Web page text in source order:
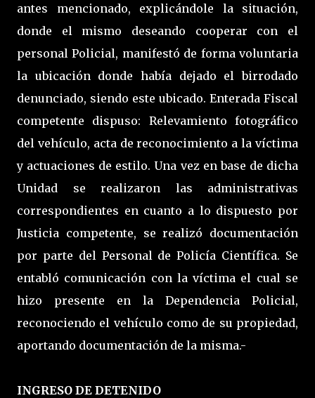
antes mencionado, explicándole la situación,
donde el mismo deseando cooperar con el
personal Policial, manifestó de forma voluntaria
la ubicación donde había dejado el birrodado
denunciado, siendo este ubicado. Enterada Fiscal
competente dispuso: Relevamiento fotográfico
del vehículo, acta de reconocimiento a la víctima
y actuaciones de estilo. Una vez en base de dicha
Unidad se realizaron las administrativas
correspondientes en cuanto a lo dispuesto por
Justicia competente, se realizó documentación
por parte del Personal de Policía Científica. Se
entabló comunicación con la víctima el cual se
hizo presente en la Dependencia Policial,
reconociendo el vehículo como de su propiedad,
aportando documentación de la misma.-
INGRESO DE DETENIDO